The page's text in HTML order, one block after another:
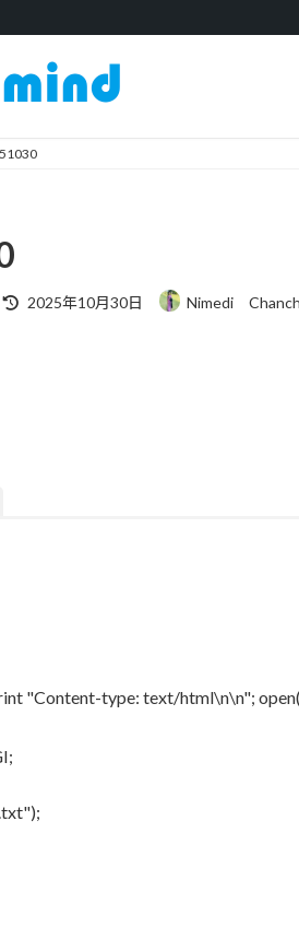
最
2025年10月30日 Nimedi
"Content-type: text/html\n\n";